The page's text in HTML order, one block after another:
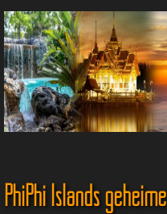
PhiPhi Islands geheime